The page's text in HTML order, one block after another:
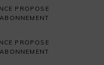
PROPOSE
PROPOSE